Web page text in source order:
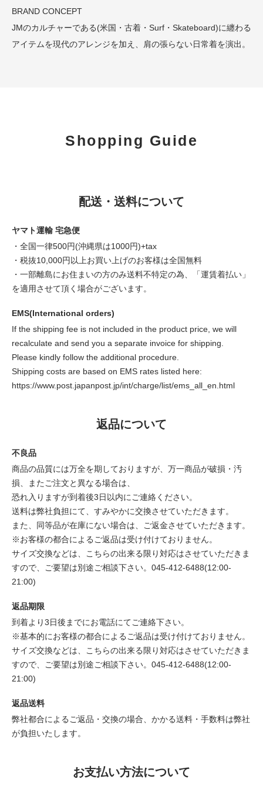
BRAND CONCEPT
JMのカルチャーである(米国・古着・Surf・Skateboard)に纏わる
アイテムを現代のアレンジを加え、肩の張らない日常着を演出。
Shopping Guide
配送・送料について
ヤマト運輸 宅急便
・全国一律500円(沖縄県は1000円)+tax
・税抜10,000円以上お買い上げのお客様は全国無料
・一部離島にお住まいの方のみ送料不特定の為、「運賃着払い」
を適用させて頂く場合がございます。
EMS(International orders)
If the shipping fee is not included in the product price, we will
recalculate and send you a separate invoice for shipping.
Please kindly follow the additional procedure.
Shipping costs are based on EMS rates listed here:
https://www.post.japanpost.jp/int/charge/list/ems_all_en.html
返品について
不良品
商品の品質には万全を期しておりますが、万一商品が破損・汚
損、またご注文と異なる場合は、
恐れ入りますが到着後3日以内にご連絡ください。
送料は弊社負担にて、すみやかに交換させていただきます。
また、同等品が在庫にない場合は、ご返金させていただきます。
※お客様の都合によるご返品は受け付けておりません。
サイズ交換などは、こちらの出来る限り対応はさせていただきま
すので、ご要望は別途ご相談下さい。045-412-6488(12:00-
21:00)
返品期限
到着より3日後までにお電話にてご連絡下さい。
※基本的にお客様の都合によるご返品は受け付けておりません。
サイズ交換などは、こちらの出来る限り対応はさせていただきま
すので、ご要望は別途ご相談下さい。045-412-6488(12:00-
21:00)
返品送料
弊社都合によるご返品・交換の場合、かかる送料・手数料は弊社
が負担いたします。
お支払い方法について